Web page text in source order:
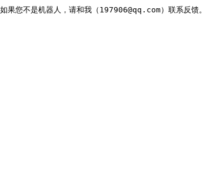
不是机器人，请和我（197906@qq.com）联系反馈。